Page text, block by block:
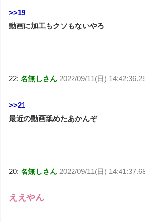
>>19
動画に加工もクソもないやろ
22:名無しさん 2022/09/11(日)
>>21
最近の動画舐めたあかんぞ
20:名無しさん 2022/09/11(日)
ええやん